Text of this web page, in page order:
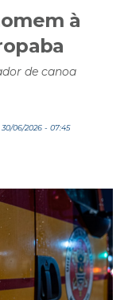
à
de canoa
06/2026 - 07:45